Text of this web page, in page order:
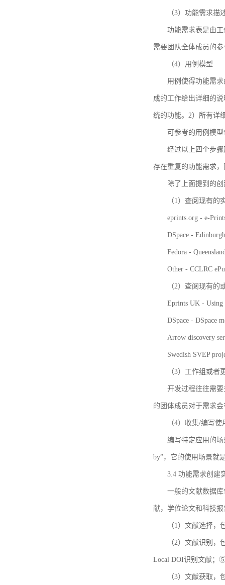
（3）功能需求描
功能需求表是由
需要团队全体成员的
（4）用例模型
用例使得功能需
成的工作给出详细的
统的功能。2）所有详
可参考的用例模
经过以上四个步
存在重复的功能需求
除了上面提到的
（1）查阅现有的
eprints.org - e-
DSpace -
Fedora -
Other - CCLRC
（2）查阅现有
Eprints UK - Using
DSpace - DSpace
Arrow discovery
Swedish SVEP
（3）工作组或者
开发过程往往需
的团体成员对于需求
（4）收集/编写
编写特定应用的场
by”，它的使用场景就
3.4 功能需求创建
一般的文献数据
献，学位论文和科技
（1）文献选择
（2）文献识别
Local DOI识别文献；
（3）文献获取